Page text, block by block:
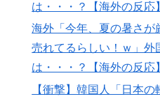
は・・・？【海外の反応】
海外「今年、夏の暑さが
売れてるらしい！ｗ」外
は・・・？【海外の反応】
【衝撃】韓国人「日本